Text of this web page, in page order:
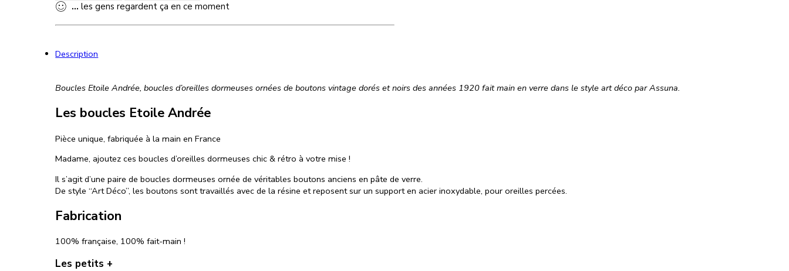
... les gens regardent ça en ce moment
Description
Boucles Etoile Andrée, boucles d’oreilles dormeuses ornées de boutons vintage dorés et noirs des années 1920 fait main en verre dans le style art déco par Assuna.
Les boucles Etoile Andrée
Pièce unique, fabriquée à la main en France
Madame, ajoutez ces boucles d’oreilles dormeuses chic & rétro à votre mise !
Il s’agit d’une paire de boucles dormeuses ornée de véritables boutons anciens en pâte de verre.
De style “Art Déco”, les boutons sont travaillés avec de la résine et reposent sur un support en acier inoxydable, pour oreilles percées.
Fabrication
100% française, 100% fait-main !
Les petits +